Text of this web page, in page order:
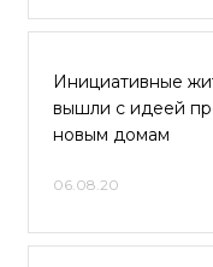
Инициативные
вышли с идеей
новым домам
06.08.20